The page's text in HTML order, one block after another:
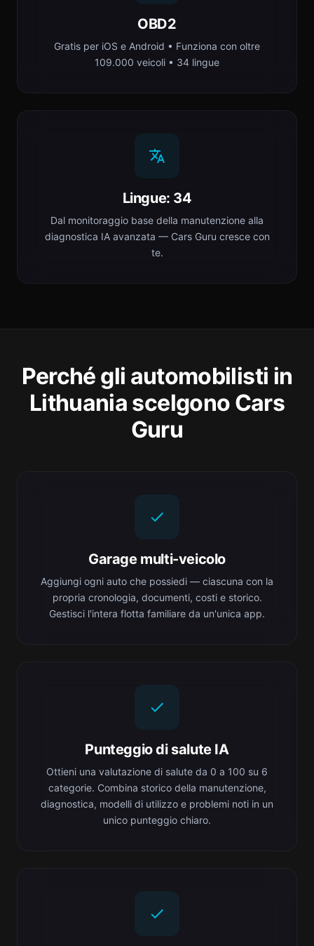
OBD2
Gratis per iOS e Android • Funziona con oltre
109.000 veicoli • 34 lingue
Lingue: 34
Dal monitoraggio base della manutenzione alla
diagnostica IA avanzata — Cars Guru cresce con
te.
Perché gli automobilisti in
Lithuania scelgono Cars
Guru
Garage multi-veicolo
Aggiungi ogni auto che possiedi — ciascuna con la
propria cronologia, documenti, costi e storico.
Gestisci l'intera flotta familiare da un'unica app.
Punteggio di salute IA
Ottieni una valutazione di salute da 0 a 100 su 6
categorie. Combina storico della manutenzione,
diagnostica, modelli di utilizzo e problemi noti in un
unico punteggio chiaro.